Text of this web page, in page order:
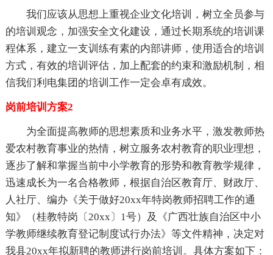
我们应该从思想上重视企业文化培训，树立全员参与
的培训观念，加强安全文化建设，通过长期系统的培训课
程体系，建立一支训练有素的内部讲师，使用适合的培训
方式，有效的培训评估，加上配套的约束和激励机制，相
信我们利电集团的培训工作一定会卓有成效。
岗前培训方案2
为全面提高教师的思想素质和业务水平，激发教师热
爱农村教育事业的热情，树立服务农村教育的职业理想，
逐步了解和掌握当前中小学教育的形势和教育教学规律，
迅速成长为一名合格教师，根据自治区教育厅、财政厅、
人社厅、编办《关于做好20xx年特岗教师招聘工作的通
知》（桂教特岗〔20xx〕1号）及《广西壮族自治区中小
学教师继续教育登记制度试行办法》等文件精神，决定对
我县20xx年拟新聘的教师进行岗前培训。具体方案如下：